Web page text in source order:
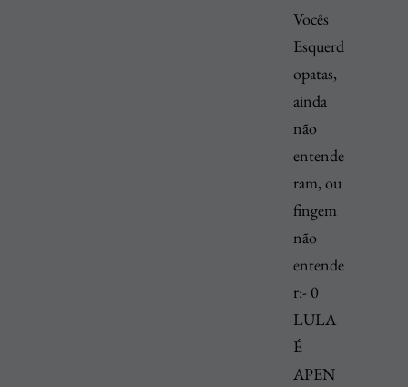
Vocês
Esquerd
opatas,
ainda
não
entende
ram, ou
fingem
não
entende
r:- 0
LULA
É
APEN